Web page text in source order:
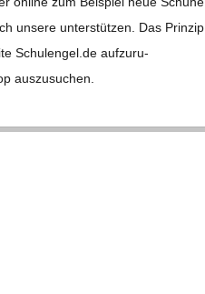
unsere unter­stüt­zen. Das Prin­zip
Schul​en​gel​.de auf­zu­ru­
aus­zu­su­chen.